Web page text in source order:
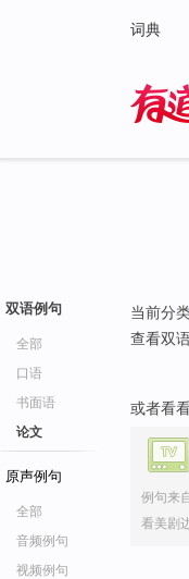
词典
双语例句
全部
口语
书面语
论文
原声例句
全部
音频例句
视频例句
当前分
查看双
或者看
例句来
看美剧